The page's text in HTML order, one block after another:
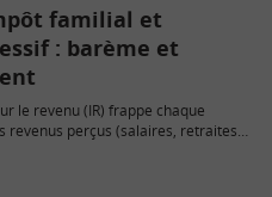
familial et
: barème et
le revenu (IR) frappe chaque
revenus perçus (salaires, retraites,